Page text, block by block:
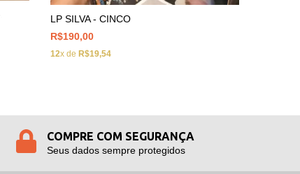
LP SILVA - CINCO
R$190,00
12x de R$19,54
COMPRE COM SEGURANÇA
Seus dados sempre protegidos